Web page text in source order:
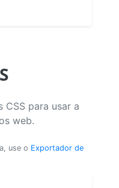
CSS para usar a
web.
use o Exportador de